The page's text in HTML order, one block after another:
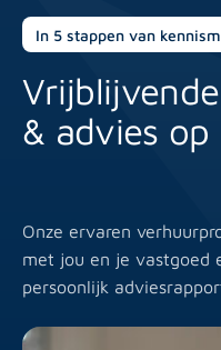
In 5 stappen van
& advies
Onze ervaren
met jou en je vastgoed
persoonlijk